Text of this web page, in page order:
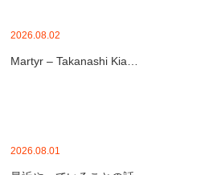
2026.08.02
Martyr – Takanashi Kia…
2026.08.01